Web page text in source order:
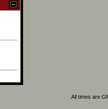
All times are